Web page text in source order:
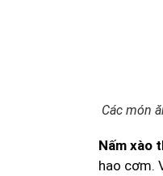
Các món
Nấm xào
hao cơm.